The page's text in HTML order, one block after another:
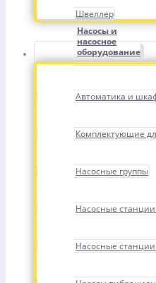
Швеллер
Насосы и
насосное
оборудование
Автоматика и
Комплектующие
Насосные группы
Насосные
Насосные